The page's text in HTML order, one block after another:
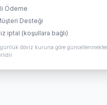
Ödeme
Desteği
iptal (koşullara bağlı)
döviz kuruna göre